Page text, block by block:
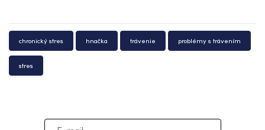
chronický stres hnačka trávenie problémy s trávením
stres